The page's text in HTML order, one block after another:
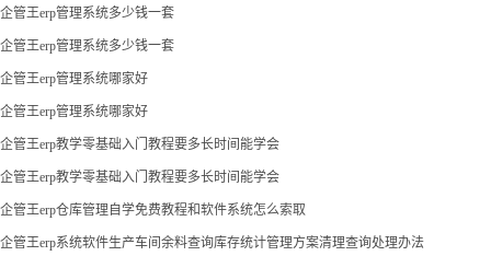
企管王erp管理系统多少钱一套
企管王erp管理系统多少钱一套
企管王erp管理系统哪家好
企管王erp管理系统哪家好
企管王erp教学零基础入门教程要多长时间能学会
企管王erp教学零基础入门教程要多长时间能学会
企管王erp仓库管理自学免费教程和软件系统怎么索取
企管王erp系统软件生产车间余料查询库存统计管理方案清理查询处理办法